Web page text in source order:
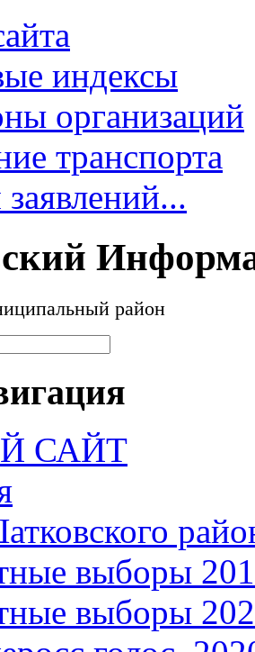
индексы
организаций
транспорта
район
САЙТ
выборы
выборы